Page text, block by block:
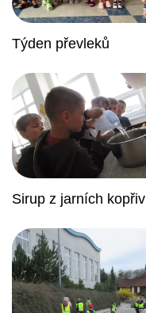
Týden převleků
Sirup z jarních kopřiv